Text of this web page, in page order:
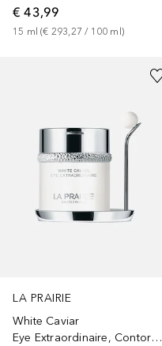
€ 43,99
15 ml (€ 293,27 / 100 ml)
LA PRAIRIE
White Caviar
Eye Extraordinaire, Contorno Occhi
Sponsorizzato